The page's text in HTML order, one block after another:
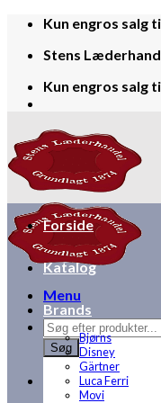
Skip
content
Kun engros salg
Stens
Kun engros salg
Menu
Products
search
Søg
Forside
Katalog
Brands
Bjørns
Disney
Gärtner
Luca Ferri
Movi